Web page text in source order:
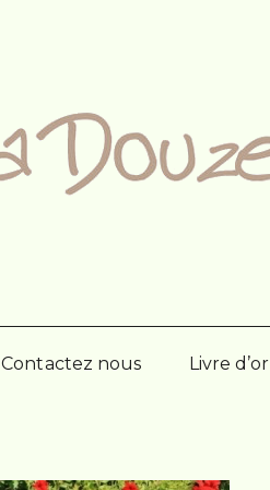
Contactez nous Livre d’or